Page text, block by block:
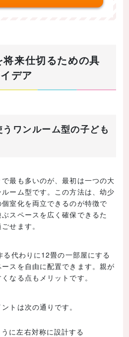
来仕切るための具
デア
ワンルーム型の子ども
最も多いのが、最初は一つの大
ーム型です。この方法は、幼少
室化を両立できるのが特徴で
スペースを広く確保できるた
せます。
代わりに12畳の一部屋にする
スを自由に配置できます。親が
なる点もメリットです。
トは次の通りです。
に左右対称に設計する